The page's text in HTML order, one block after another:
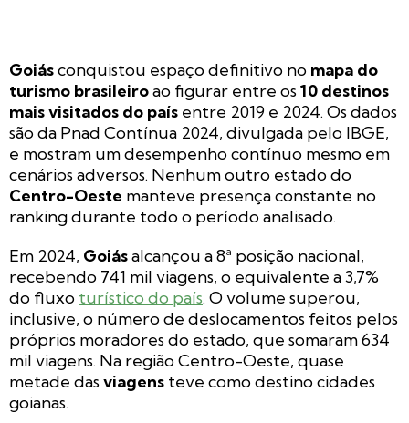
Goiásconquistou espaço definitivo no mapa do
turismo brasileiroao figurar entre os10 destinos
mais visitados do país entre 2019 e 2024. Os dados
são da Pnad Contínua 2024, divulgada pelo IBGE,
e mostram um desempenho contínuo mesmo em
cenários adversos. Nenhum outro estado do
Centro-Oeste manteve presença constante no
ranking durante todo o período analisado.
Em 2024, Goiásalcançou a 8ª posição nacional,
recebendo 741 mil viagens, o equivalente a 3,7%
do fluxo turístico do país. O volume superou,
inclusive, o número de deslocamentos feitos pelos
próprios moradores do estado, que somaram 634
mil viagens. Na região Centro-Oeste, quase
metade dasviagens teve como destino cidades
goianas.